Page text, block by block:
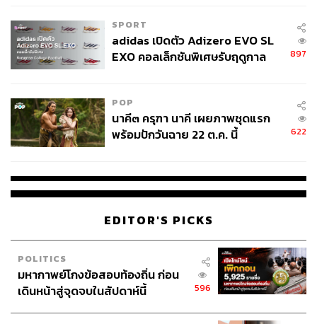
SPORT
adidas เปิดตัว Adizero EVO SL
EXO คอลเล็กชันพิเศษรับฤดูกาล
897
POP
นาคี๓ ครุฑา นาคี เผยภาพชุดแรก
พร้อมปักวันฉาย 22 ต.ค. นี้
622
EDITOR'S PICKS
POLITICS
มหากาพย์โกงข้อสอบท้องถิ่น ก่อน
เดินหน้าสู่จุดจบในสัปดาห์นี้
596